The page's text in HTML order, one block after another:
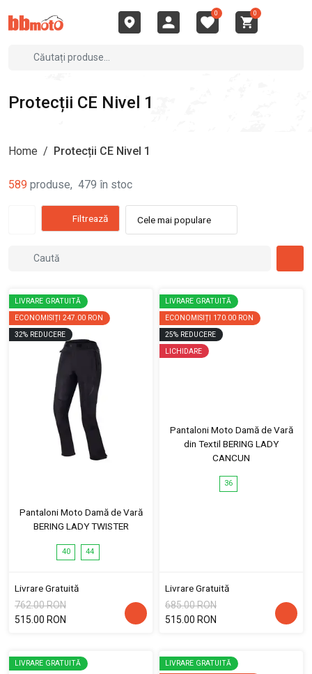
0 0
Protecții CE Nivel 1
Home / Protecții CE Nivel 1
589 produse, 479 în stoc
Filtrează Cele mai populare
LIVRARE GRATUITĂ
ECONOMISIȚI 247.00 RON
32% REDUCERE
Pantaloni Moto Damă de Vară
BERING LADY TWISTER
40 44
Livrare Gratuită
762.00 RON
515.00 RON
LIVRARE GRATUITĂ
ECONOMISIȚI 170.00 RON
25% REDUCERE
LICHIDARE
Pantaloni Moto Damă de Vară
din Textil BERING LADY
CANCUN
36
Livrare Gratuită
685.00 RON
515.00 RON
LIVRARE GRATUITĂ
LIVRARE GRATUITĂ